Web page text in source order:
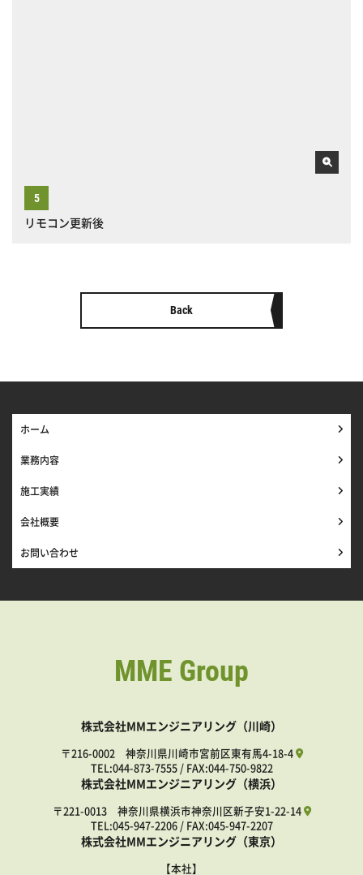
リモコン更新後
Back
ホーム
業務内容
施工実績
会社概要
お問い合わせ
MME Group
株式会社MMエンジニアリング（川崎）
〒216-0002 神奈川県川崎市宮前区東有馬4-18-4
TEL:044-873-7555/ FAX:044-750-9822
株式会社MMエンジニアリング（横浜）
〒221-0013 神奈川県横浜市神奈川区新子安1-22-14
TEL:045-947-2206/ FAX:045-947-2207
株式会社MMエンジニアリング（東京）
【本社】